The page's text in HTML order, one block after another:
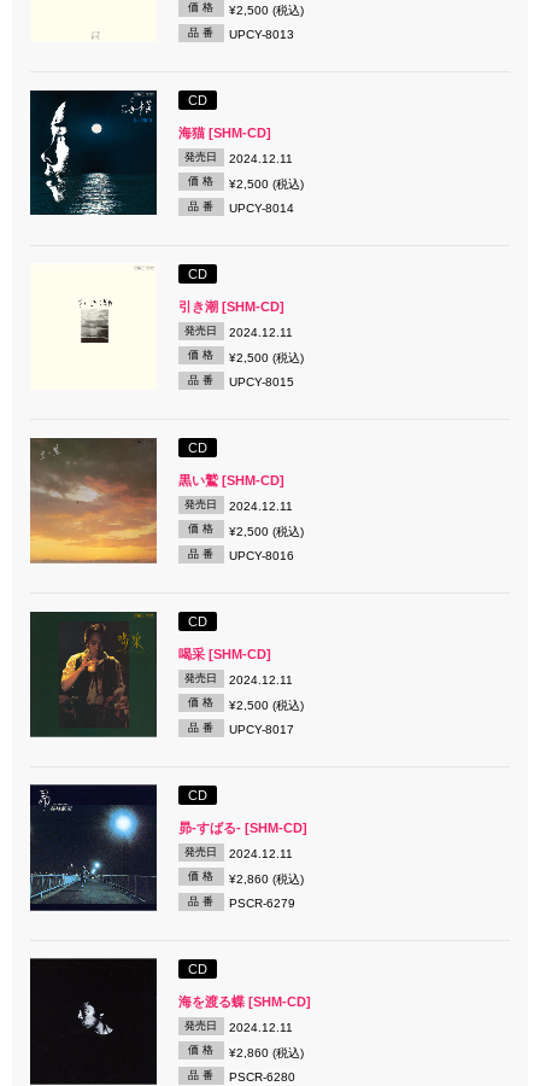
価 格 ¥2,500 (税込)
品 番 UPCY-8013
CD
海猫 [SHM-CD]
発売日 2024.12.11
価 格 ¥2,500 (税込)
品 番 UPCY-8014
CD
引き潮 [SHM-CD]
発売日 2024.12.11
価 格 ¥2,500 (税込)
品 番 UPCY-8015
CD
黒い鷲 [SHM-CD]
発売日 2024.12.11
価 格 ¥2,500 (税込)
品 番 UPCY-8016
CD
喝采 [SHM-CD]
発売日 2024.12.11
価 格 ¥2,500 (税込)
品 番 UPCY-8017
CD
昴-すばる- [SHM-CD]
発売日 2024.12.11
価 格 ¥2,860 (税込)
品 番 PSCR-6279
CD
海を渡る蝶 [SHM-CD]
発売日 2024.12.11
価 格 ¥2,860 (税込)
品 番 PSCR-6280